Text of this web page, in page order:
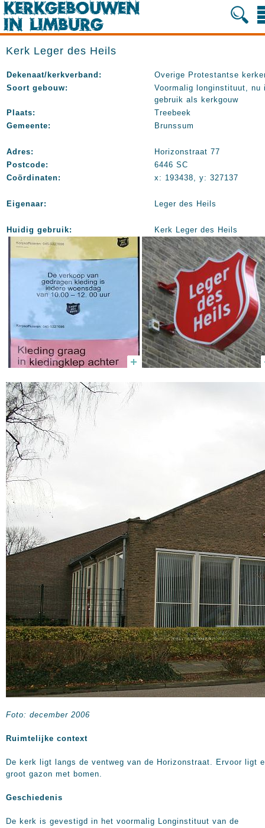
Kerk Leger des Heils
Dekenaat/kerkverband:
Overige Protestantse
Soort gebouw:
Voormalig longinstituut, nu
gebruik als kerkgouw
Plaats:
Treebeek
Gemeente:
Brunssum
Adres:
Horizonstraat 77
Postcode:
6446 SC
Coördinaten:
x: 193438, y: 327137
Eigenaar: Leger des Heils
Huidig gebruik: Kerk Leger des Heils
Foto: december 2006
Ruimtelijke context
De kerk ligt langs de ventweg van de Horizonstraat. Ervoor ligt
groot gazon met bomen.
Geschiedenis
De kerk is gevestigd in het voormalig Longinstituut van de